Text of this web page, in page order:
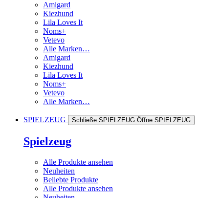
Amigard
Kiezhund
Lila Loves It
Noms+
Vetevo
Alle Marken…
Amigard
Kiezhund
Lila Loves It
Noms+
Vetevo
Alle Marken…
SPIELZEUG Schließe SPIELZEUG Öffne SPIELZEUG
Spielzeug
Alle Produkte ansehen
Neuheiten
Beliebte Produkte
Alle Produkte ansehen